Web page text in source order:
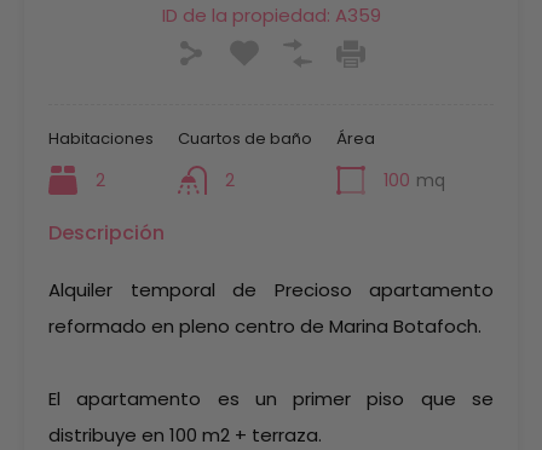
ID de la propiedad: A359
Habitaciones
2
Cuartos de baño
2
Área
100 mq
Descripción
Alquiler temporal de Precioso apartamento
reformado en pleno centro de Marina Botafoch.
El apartamento es un primer piso que se
distribuye en 100 m2 + terraza.